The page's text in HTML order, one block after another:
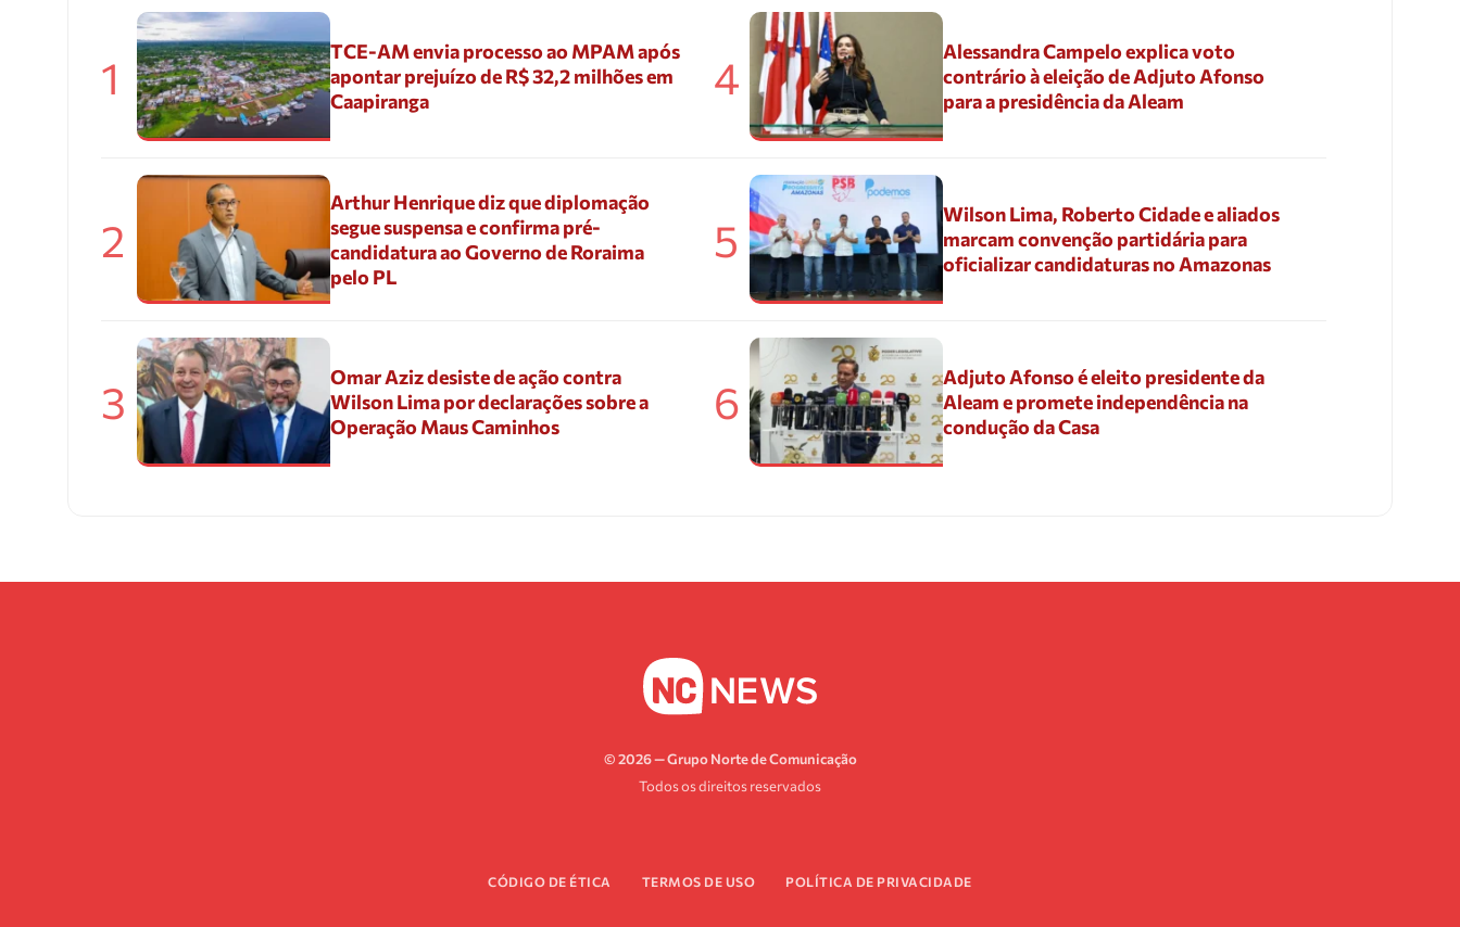
1
TCE-AM envia processo ao MPAM após
apontar prejuízo de R$ 32,2 milhões em
Caapiranga
2
Arthur Henrique diz que diplomação
segue suspensa e confirma pré-
candidatura ao Governo de Roraima
pelo PL
3
Omar Aziz desiste de ação contra
Wilson Lima por declarações sobre a
Operação Maus Caminhos
4
Alessandra Campelo explica voto
contrário à eleição de Adjuto Afonso
para a presidência da Aleam
5
Wilson Lima, Roberto Cidade e aliados
marcam convenção partidária para
oficializar candidaturas no Amazonas
6
Adjuto Afonso é eleito presidente da
Aleam e promete independência na
condução da Casa
© 2026 — Grupo Norte de Comunicação
Todos os direitos reservados
CÓDIGO DE ÉTICA TERMOS DE USO POLÍTICA DE PRIVACIDADE